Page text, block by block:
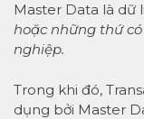
Master Data là dữ
hoặc những thứ
nghiệp.
Trong khi đó,
dụng bởi Master